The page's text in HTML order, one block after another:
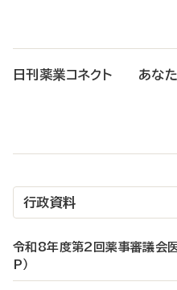
日刊薬業コネクト あなた
行政資料
令和8年度第2回薬事審議会
P）